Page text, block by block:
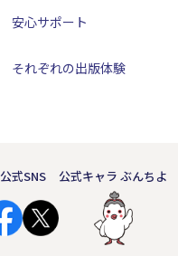
安心サポート
それぞれの出版体験
公式SNS 公式キャラ ぶんちよ